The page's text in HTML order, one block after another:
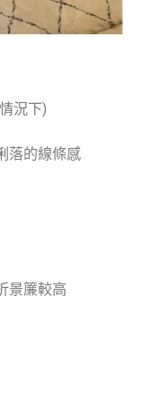
況下)
落的線條感
景簾較高